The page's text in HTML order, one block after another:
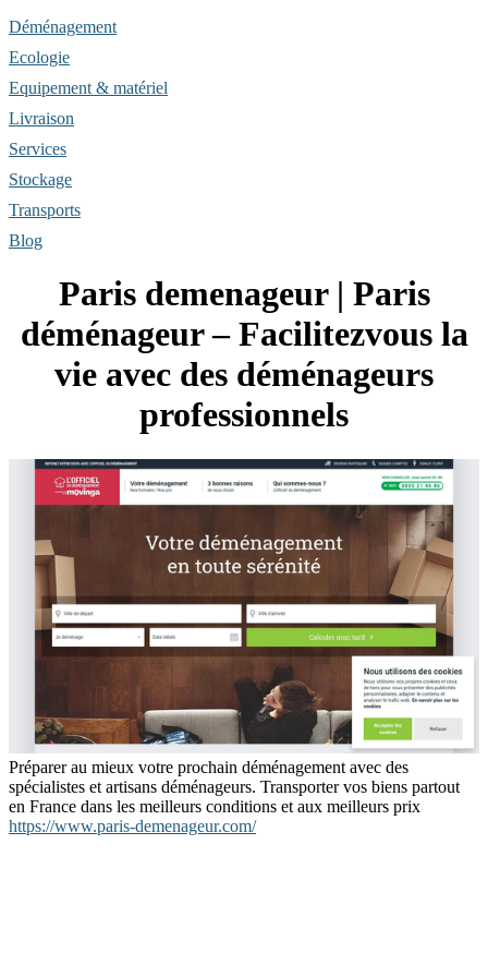
Déménagement
Ecologie
Equipement & matériel
Livraison
Services
Stockage
Transports
Blog
Paris demenageur | Paris
déménageur – Facilitezvous la
vie avec des déménageurs
profes­sion­nels
Préparer au mieux votre prochain déménagement avec des
spécialistes et artisans déménageurs. Transporter vos biens partout
en France dans les meilleurs conditions et aux meilleurs prix
https://www.paris-demenageur.com/